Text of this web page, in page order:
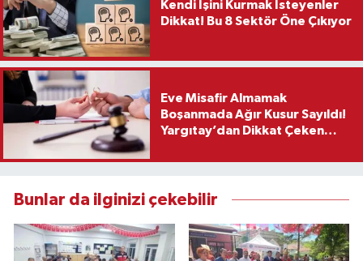
Kendi İşini Kurmak İsteyenler
Dikkat! Bu 8 Sektör Öne Çıkıyor
Eve Misafir Almamak
Boşanmada Ağır Kusur Sayıldı!
Yargıtay’dan Dikkat Çeken
Bunlar da ilginizi çekebilir